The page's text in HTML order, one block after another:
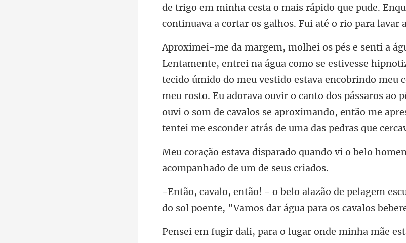
tecido úmido do meu vestido estava encobrindo meu
meu rosto. Eu adorava ouvir o canto dos pássaros ao
vi o belo
do sol poente, "Vamos d
inha mãe